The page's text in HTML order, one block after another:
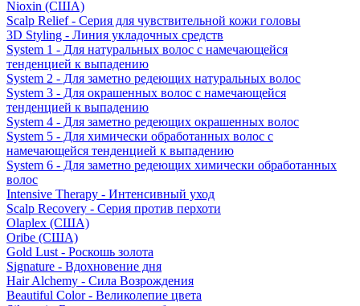
Nioxin (США)
Scalp Relief - Серия для чувствительной кожи головы
3D Styling - Линия укладочных средств
System 1 - Для натуральных волос с намечающейся
тенденцией к выпадению
System 2 - Для заметно редеющих натуральных волос
System 3 - Для окрашенных волос с намечающейся
тенденцией к выпадению
System 4 - Для заметно редеющих окрашенных волос
System 5 - Для химически обработанных волос с
намечающейся тенденцией к выпадению
System 6 - Для заметно редеющих химически обработанных
волос
Intensive Therapy - Интенсивный уход
Scalp Recovery - Серия против перхоти
Olaplex (США)
Oribe (США)
Gold Lust - Роскошь золота
Signature - Вдохновение дня
Hair Alchemy - Сила Возрождения
Beautiful Color - Великолепие цвета